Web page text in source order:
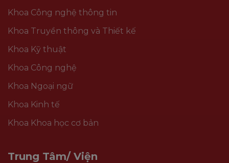
Khoa Công nghệ thông tin
Khoa Truyền thông và Thiết kế
Khoa Kỹ thuật
Khoa Công nghệ
Khoa Ngoại ngữ
Khoa Kinh tế
Khoa Khoa học cơ bản
Trung Tâm/ Viện